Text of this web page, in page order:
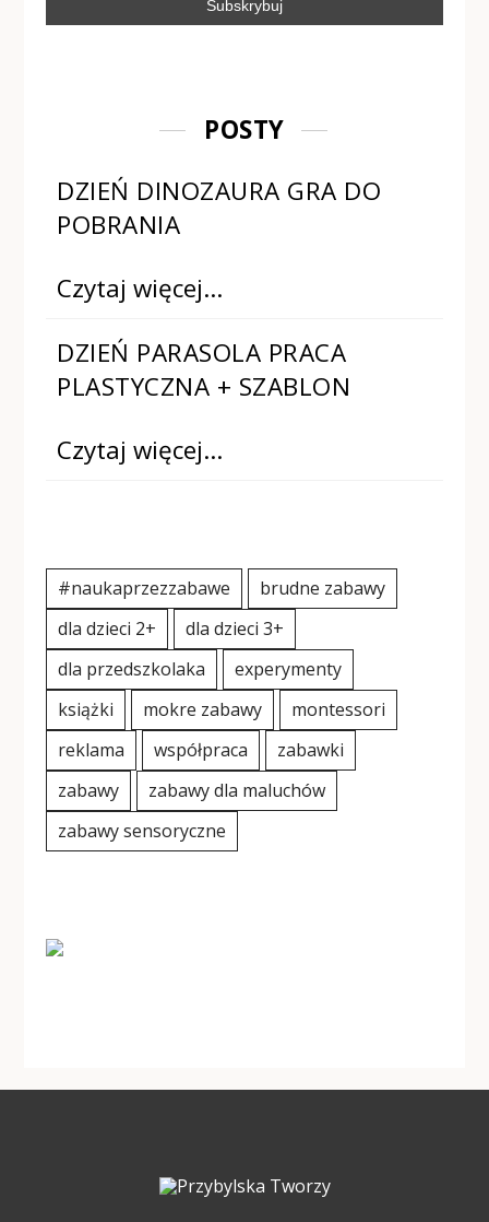
POSTY
DZIEŃ DINOZAURA GRA DO
POBRANIA
Czytaj więcej…
DZIEŃ PARASOLA PRACA
PLASTYCZNA + SZABLON
Czytaj więcej…
#naukaprzezzabawe
brudne zabawy
dla dzieci 2+
dla dzieci 3+
dla przedszkolaka
experymenty
książki
mokre zabawy
montessori
reklama
współpraca
zabawki
zabawy
zabawy dla maluchów
zabawy sensoryczne